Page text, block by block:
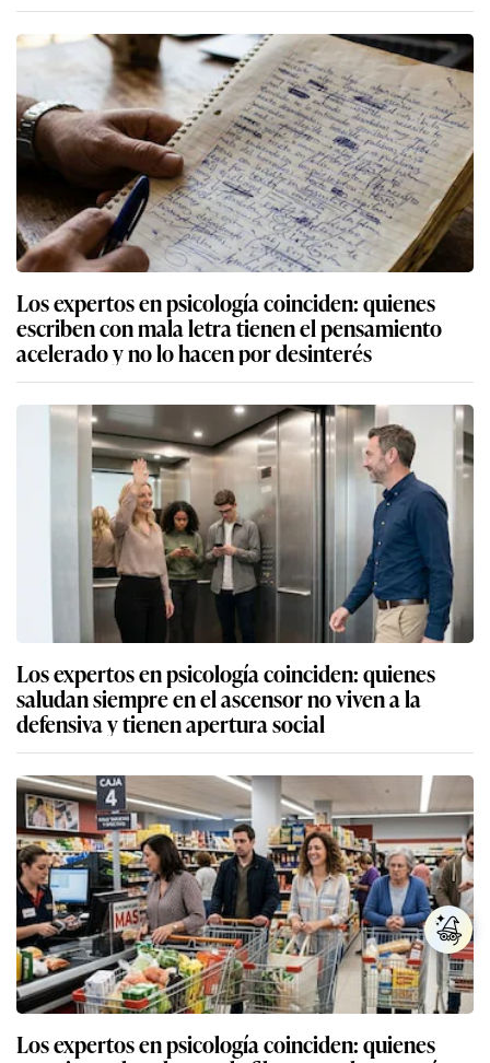
Los expertos en psicología coinciden: quienes
escriben con mala letra tienen el pensamiento
acelerado y no lo hacen por desinterés
Los expertos en psicología coinciden: quienes
saludan siempre en el ascensor no viven a la
defensiva y tienen apertura social
Los expertos en psicología coinciden: quienes